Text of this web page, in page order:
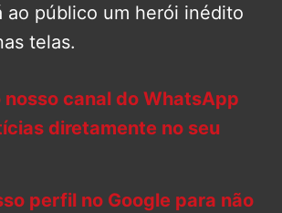
ao público um herói inédito
telas.
nosso canal do WhatsApp
diretamente no seu
perfil no Google para não